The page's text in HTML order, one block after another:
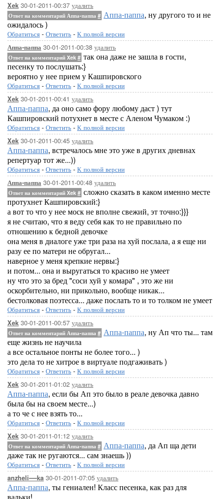
Xek 30-01-2011-00:37 удалить
Ответ на комментарий Аппа-паппа # Аппа-паппа, ну другого то и не
ожидалось )
Обратиться - Ответить - К полной версии
Аппа-паппа 30-01-2011-00:38 удалить
Ответ на комментарий Xek # так она даже не зашла в гости,
песенку то послушать:}
вероятно у нее прием у Кашпировского
Обратиться - Ответить - К полной версии
Xek 30-01-2011-00:41 удалить
Аппа-паппа, да оно само фору любому даст ) тут
Кашпировский потухнет в месте с Аленом Чумаком :)
Обратиться - Ответить - К полной версии
Xek 30-01-2011-00:45 удалить
Аппа-паппа, встречалось мне это уже в других дневнах
репертуар тот же...))
Обратиться - Ответить - К полной версии
Аппа-паппа 30-01-2011-00:48 удалить
Ответ на комментарий Xek # сложно сказать в каком именно месте
протухнет Кашпировский:}
а вот то что у нее моск не вполне свежий, эт точно:}}}
я не считаю, что я веду себя как то не правильно по
отношению к бедной девочке
она меня в диалоге уже три раза на хуй послала, а я еще ни
разу ее по матери не обругал...
наверное у меня крепкие нервы:}
и потом... она и выругаться то красиво не умеет
ну что это за бред "соси хуй у комара" , это же ни
оскорбительно, ни прикольно, вообще никак...
бестолковая поэтесса... даже послать то и то толком не умеет
Обратиться - Ответить - К полной версии
Xek 30-01-2011-00:57 удалить
Ответ на комментарий Аппа-паппа # Аппа-паппа, ну Ап что ты... там
еще жизнь не научила
а все остальное понты не более того... )
это дела то не хитрое в виртуале подгаживать )
Обратиться - Ответить - К полной версии
Xek 30-01-2011-01:02 удалить
Аппа-паппа, если бы Ап это было в реале девочка давно
была бы на своем месте...)
а то че с нее взять то...
Обратиться - Ответить - К полной версии
Xek 30-01-2011-01:12 удалить
Ответ на комментарий Аппа-паппа # Аппа-паппа, да Ап ща дети
даже так не ругаются... сам знаешь ))
Обратиться - Ответить - К полной версии
anzheli----ka 30-01-2011-07:05 удалить
Аппа-паппа, ты гениален! Класс песенка, как раз для